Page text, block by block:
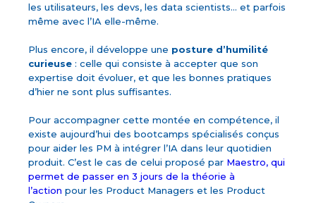
les utilisateurs, les devs, les data scientists… et parfois
même avec l’IA elle-même.
Plus encore, il développe une posture d’humilité
curieuse : celle qui consiste à accepter que son
expertise doit évoluer, et que les bonnes pratiques
d’hier ne sont plus suffisantes.
Pour accompagner cette montée en compétence, il
existe aujourd’hui des bootcamps spécialisés conçus
pour aider les PM à intégrer l’IA dans leur quotidien
produit. C’est le cas de celui proposé par Maestro, qui
permet de passer en 3 jours de la théorie à
l’action pour les Product Managers et les Product